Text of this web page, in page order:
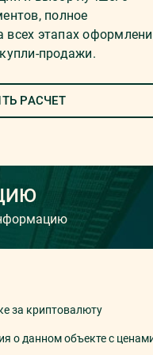
полное
всех этапах
продажи.
РАСЧЕТ
за криптовалюту
о данном объекте с